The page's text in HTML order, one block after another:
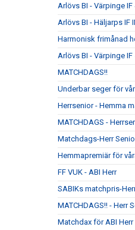
Arlövs BI - Värpinge IF
Arlövs BI - Häljarps IF
Harmonisk frimånad
Arlövs BI - Värpinge IF
MATCHDAGS!!
Underbar seger för
Herrsenior - Hemma
MATCHDAGS -
Matchdags-Herr
Hemmapremiär för
FF VUK - ABI Herr
SABIKs matchpris-
MATCHDAGS!! - Herr
Matchdax för ABI Herr